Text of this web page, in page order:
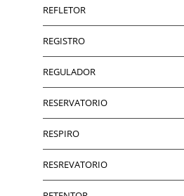
REFLETOR
REGISTRO
REGULADOR
RESERVATORIO
RESPIRO
RESREVATORIO